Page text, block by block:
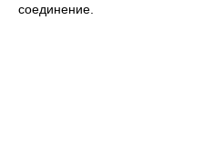
соединение.